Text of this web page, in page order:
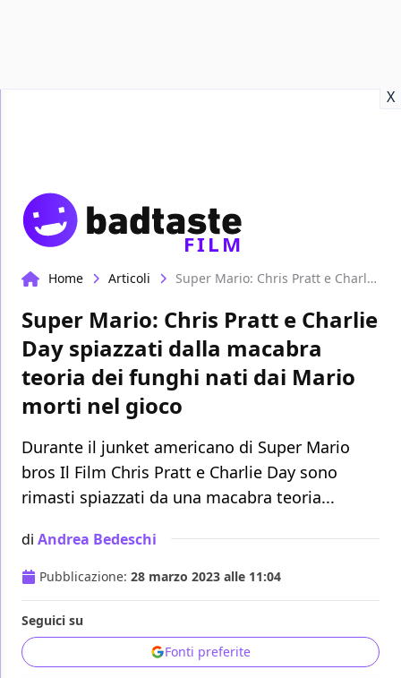
X
FILM
Home Articoli Super Mario: Chris Pratt e Charlie Day spiazzati dalla macabra teoria dei funghi nati dai Mario morti nel gioco
Super Mario: Chris Pratt e Charlie
Day spiazzati dalla macabra
teoria dei funghi nati dai Mario
morti nel gioco
Durante il junket americano di Super Mario
bros Il Film Chris Pratt e Charlie Day sono
rimasti spiazzati da una macabra teoria...
di Andrea Bedeschi
Pubblicazione: 28 marzo 2023 alle 11:04
Seguici su
Fonti preferite